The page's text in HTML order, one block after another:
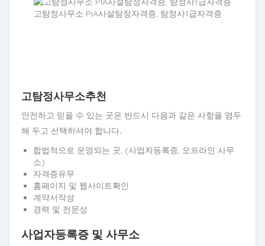
고탐정사무소 PIA사설탐정자격증, 탐정사1급자격증
고탐정사무소추천
안전하고 믿을 수 있는 곳은 반드시 다음과 같은 사항을 염두
해 두고 선택하셔야 합니다.
합법적으로 운영되는 곳, (사업자등록증, 오프라인 사무
소)
자격증유무
홈페이지 및 웹사이트확인
계약서작성
경력 및 전문성
사업자등록증 및 사무소